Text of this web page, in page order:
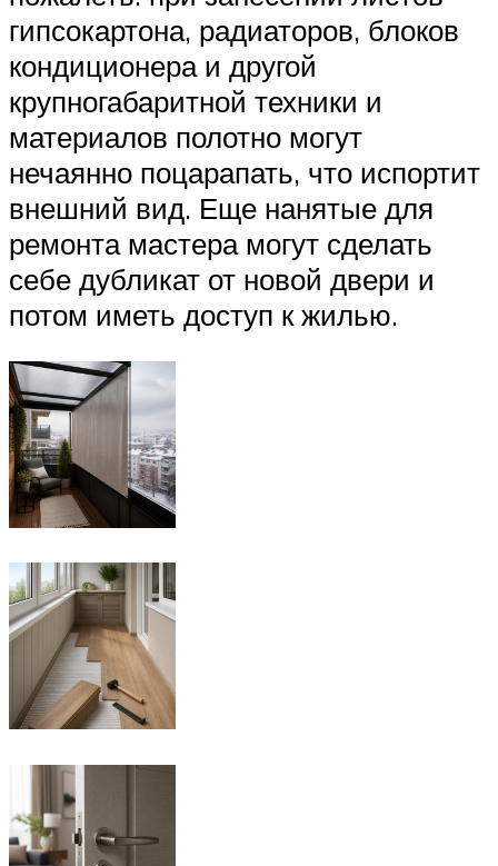
гипсокартона, радиаторов, блоков
кондиционера и другой
крупногабаритной техники и
материалов полотно могут
нечаянно поцарапать, что испортит
внешний вид. Еще нанятые для
ремонта мастера могут сделать
себе дубликат от новой двери и
потом иметь доступ к жилью.